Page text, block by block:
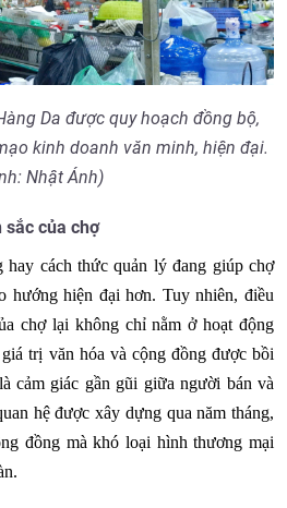
Da được quy hoạch đồng bộ,
kinh doanh văn minh, hiện đại.
Nhật Ánh)
sắc của chợ
cách thức quản lý đang giúp chợ
hướng hiện đại hơn. Tuy nhiên, điều
chợ lại không chỉ nằm ở hoạt động
trị văn hóa và cộng đồng được bồi
cảm giác gần gũi giữa người bán và
hệ được xây dựng qua năm tháng,
đồng mà khó loại hình thương mại